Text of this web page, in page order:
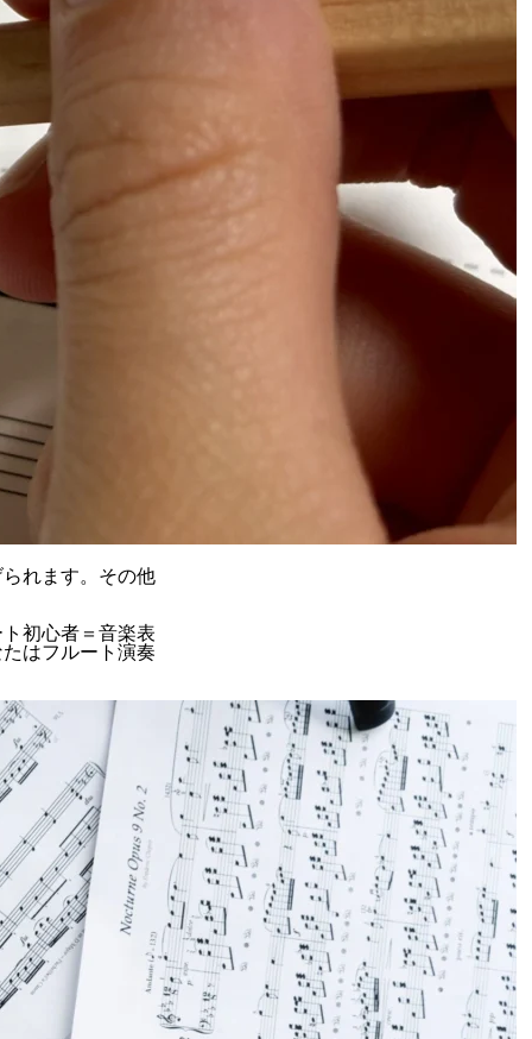
れます。その他
ト初心者＝音楽表
はフルート演奏